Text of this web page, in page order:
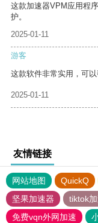
这款加速器VPM应用程
护。
2025-01-11
游客
这款软件非常实用，可以
2025-01-11
友情链接
网站地图 QuickQ
坚果加速器
tiktok
免费vqn外网加速